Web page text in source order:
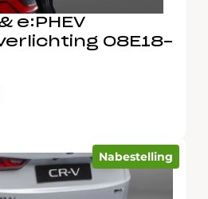
e:PHEV
08E18-
Nabestelling